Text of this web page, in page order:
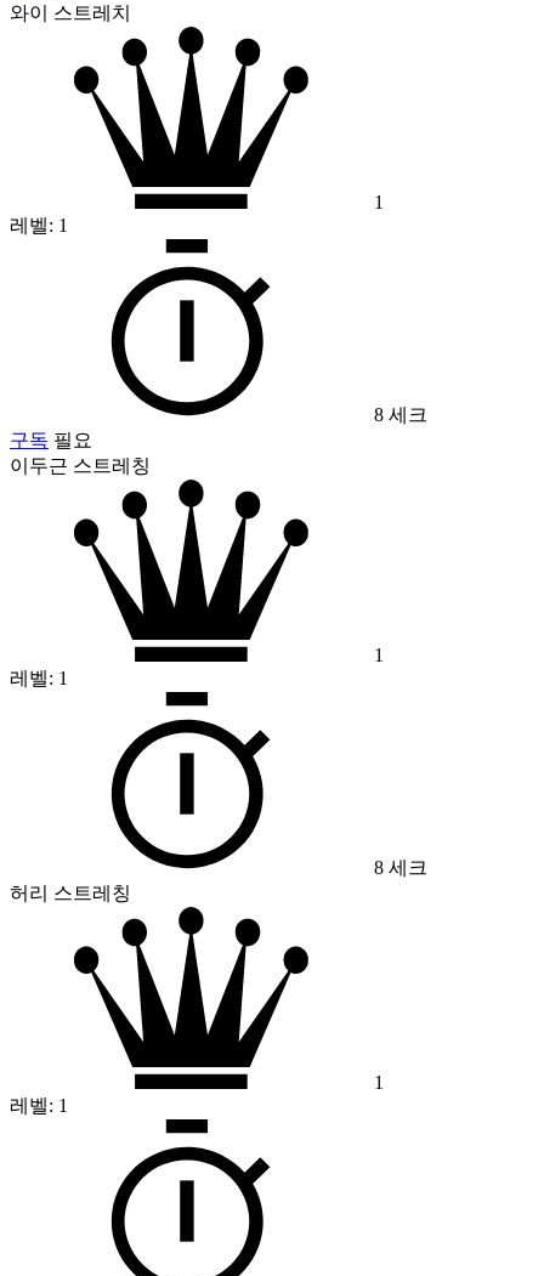
와이 스트레치
1
레벨: 1
8 세크
구독 필요
이두근 스트레칭
1
레벨: 1
8 세크
허리 스트레칭
1
레벨: 1